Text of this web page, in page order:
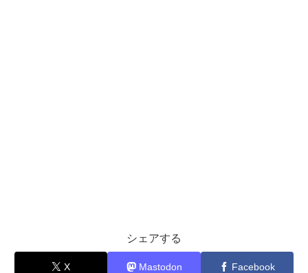
シェアする
X Mastodon Facebook